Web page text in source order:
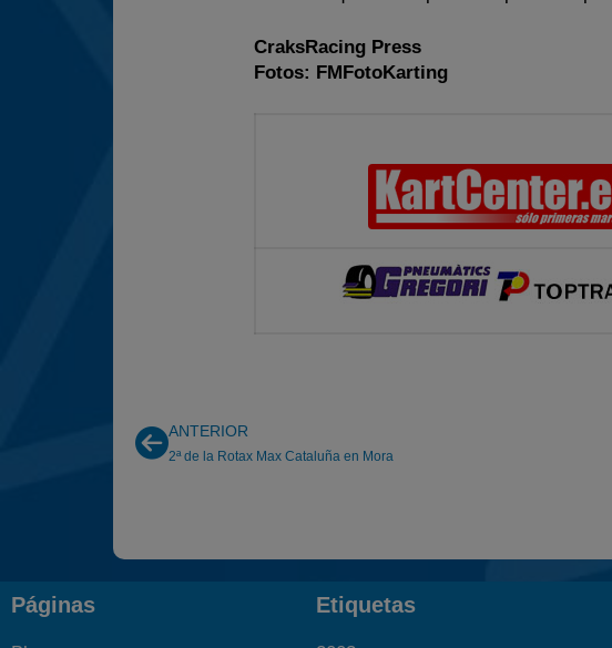
CraksRacing Press
Fotos: FMFotoKarting
ANTERIOR
2ª de la Rotax Max Cataluña en Mora
Páginas Etiquetas